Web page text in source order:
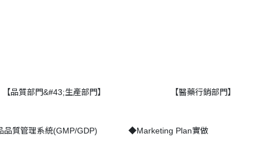
【品質部門&#43;生產部門】 【醫藥行銷部門】
質管理系統(GMP/GDP) ◆Marketing Plan實做